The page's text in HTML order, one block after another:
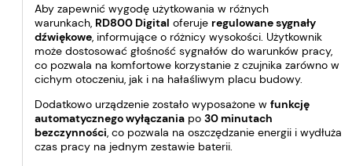
Aby zapewnić wygodę użytkowania w różnych
warunkach, RD800 Digital oferuje regulowane sygnały
dźwiękowe, informujące o różnicy wysokości. Użytkownik
może dostosować głośność sygnałów do warunków pracy,
co pozwala na komfortowe korzystanie z czujnika zarówno w
cichym otoczeniu, jak i na hałaśliwym placu budowy.
Dodatkowo urządzenie zostało wyposażone w funkcję
automatycznego wyłączania po 30 minutach
bezczynności, co pozwala na oszczędzanie energii i wydłuża
czas pracy na jednym zestawie baterii.